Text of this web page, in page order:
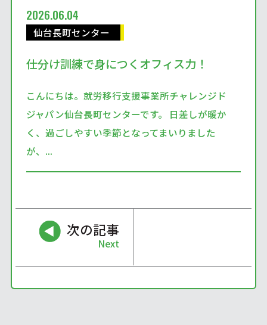
2026.06.04
仙台長町センター
仕分け訓練で身につくオフィス力！
こんにちは。就労移行支援事業所チャレンジド
ジャパン仙台長町センターです。 日差しが暖か
く、過ごしやすい季節となってまいりました
が、...
次の記事
Next